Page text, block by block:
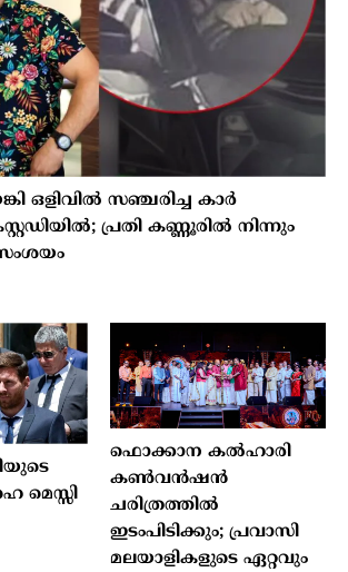
ഒളിവിൽ സഞ്ചരിച്ച കാർ
പ്രതി കണ്ണൂരിൽ നിന്നും
മെസ്സി
ഫൊക്കാന കൽഹാരി
കൺവൻഷൻ
ചരിത്രത്തിൽ
ഇടംപിടിക്കും; പ്രവാസി
മലയാളികളുടെ ഏറ്റവും